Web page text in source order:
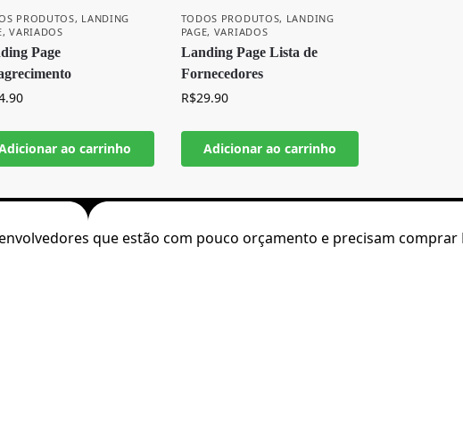
PRODUTOS, LANDING
,VARIADOS
Page
ao carrinho
TODOS PRODUTOS, LANDING
PAGE, VARIADOS
Landing Page Lista de
Fornecedores
R$29.90
Adicionar ao carrinho
que estão com pouco orçamento e precisam comprar